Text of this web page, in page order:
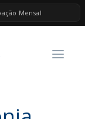
Mensal